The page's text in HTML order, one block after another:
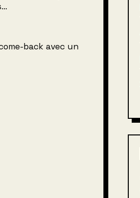
back avec un